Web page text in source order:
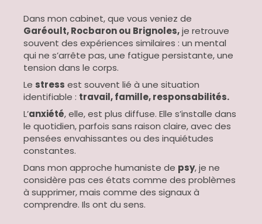
Dans mon cabinet, que vous veniez de
Garéoult, Rocbaron ou Brignoles,je retrouve
souvent des expériences similaires : un mental
qui ne s’arrête pas, une fatigue persistante, une
tension dans le corps.
Le stress est souvent lié à une situation
identifiable : travail, famille, responsabilités.
L’anxiété, elle, est plus diffuse. Elle s’installe dans
le quotidien, parfois sans raison claire, avec des
pensées envahissantes ou des inquiétudes
constantes.
Dans mon approche humaniste de psy, je ne
considère pas ces états comme des problèmes
à supprimer, mais comme des signaux à
comprendre. Ils ont du sens.